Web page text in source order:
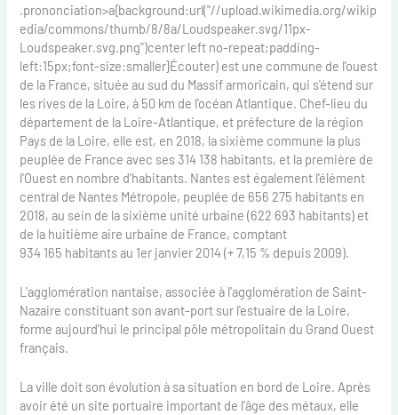
.prononciation>a{background:url("//upload.wikimedia.org/wikip
edia/commons/thumb/8/8a/Loudspeaker.svg/11px-
Loudspeaker.svg.png")center left no-repeat;padding-
left:15px;font-size:smaller}Écouter) est une commune de l'ouest
de la France, située au sud du Massif armoricain, qui s'étend sur
les rives de la Loire, à 50 km de l'océan Atlantique. Chef-lieu du
département de la Loire-Atlantique, et préfecture de la région
Pays de la Loire, elle est, en 2018, la sixième commune la plus
peuplée de France avec ses 314 138 habitants, et la première de
l'Ouest en nombre d'habitants. Nantes est également l'élément
central de Nantes Métropole, peuplée de 656 275 habitants en
2018, au sein de la sixième unité urbaine (622 693 habitants) et
de la huitième aire urbaine de France, comptant
934 165 habitants au 1er janvier 2014 (+ 7,15 % depuis 2009).
L'agglomération nantaise, associée à l'agglomération de Saint-
Nazaire constituant son avant-port sur l'estuaire de la Loire,
forme aujourd'hui le principal pôle métropolitain du Grand Ouest
français.
La ville doit son évolution à sa situation en bord de Loire. Après
avoir été un site portuaire important de l'âge des métaux, elle